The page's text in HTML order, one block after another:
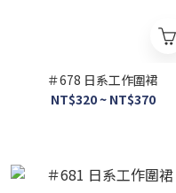
＃678 日系工作圍裙
NT$320 ~ NT$370